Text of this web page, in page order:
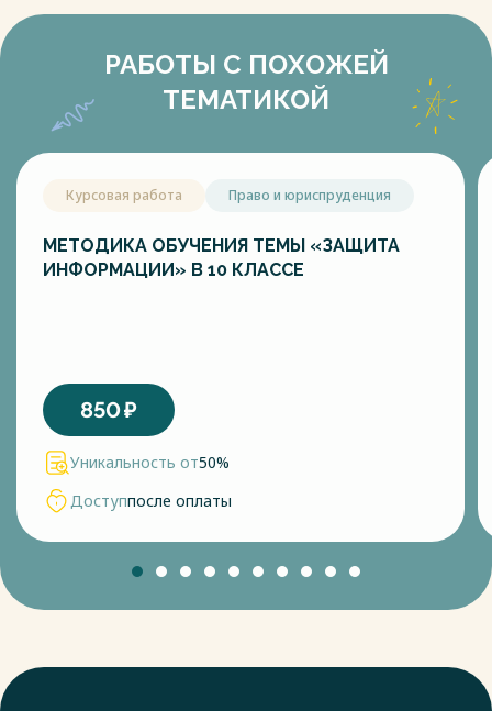
РАБОТЫ С ПОХОЖЕЙ
ТЕМАТИКОЙ
Курсовая работа Право и юриспруденция
МЕТОДИКА ОБУЧЕНИЯ ТЕМЫ «ЗАЩИТА
ИНФОРМАЦИИ» В 10 КЛАССЕ
850₽
Уникальность от50%
Доступпосле оплаты